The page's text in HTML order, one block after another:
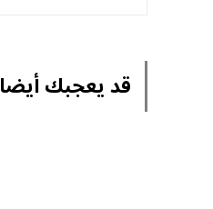
قد يعجبك أيضا